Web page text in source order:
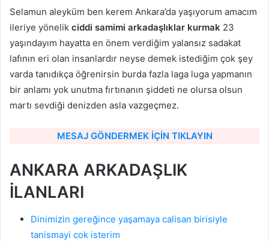
Selamun aleyküm ben kerem Ankara’da yaşıyorum amacım
ileriye yönelik ciddi samimi arkadaşlıklar kurmak 23
yaşındayım hayatta en önem verdiğim yalansız sadakat
lafının eri olan insanlardır neyse demek istediğim çok şey
varda tanıdıkça öğrenirsin burda fazla laga luga yapmanın
bir anlamı yok unutma fırtınanın şiddeti ne olursa olsun
martı sevdiği denizden asla vazgeçmez.
MESAJ GÖNDERMEK İÇİN TIKLAYIN
ANKARA ARKADAŞLIK
İLANLARI
Dinimizin gereğince yaşamaya calisan birisiyle
tanismayi cok isterim